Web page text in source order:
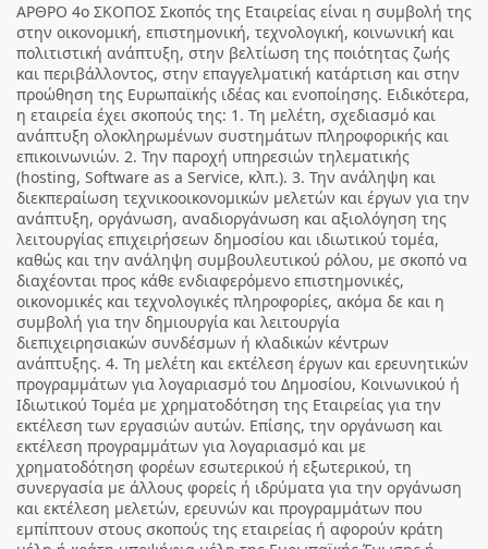
ΑΡΘΡΟ 4ο ΣΚΟΠΟΣ Σκοπός της Εταιρείας είναι η συμβολή της
στην οικονομική, επιστημονική, τεχνολογική, κοινωνική και
πολιτιστική ανάπτυξη, στην βελτίωση της ποιότητας ζωής
και περιβάλλοντος, στην επαγγελματική κατάρτιση και στην
προώθηση της Ευρωπαϊκής ιδέας και ενοποίησης. Ειδικότερα,
η εταιρεία έχει σκοπούς της: 1. Τη μελέτη, σχεδιασμό και
ανάπτυξη ολοκληρωμένων συστημάτων πληροφορικής και
επικοινωνιών. 2. Την παροχή υπηρεσιών τηλεματικής
(hosting, Software as a Service, κλπ.). 3. Την ανάληψη και
διεκπεραίωση τεχνικοοικονομικών μελετών και έργων για την
ανάπτυξη, οργάνωση, αναδιοργάνωση και αξιολόγηση της
λειτουργίας επιχειρήσεων δημοσίου και ιδιωτικού τομέα,
καθώς και την ανάληψη συμβουλευτικού ρόλου, με σκοπό να
διαχέονται προς κάθε ενδιαφερόμενο επιστημονικές,
οικονομικές και τεχνολογικές πληροφορίες, ακόμα δε και η
συμβολή για την δημιουργία και λειτουργία
διεπιχειρησιακών συνδέσμων ή κλαδικών κέντρων
ανάπτυξης. 4. Τη μελέτη και εκτέλεση έργων και ερευνητικών
προγραμμάτων για λογαριασμό του Δημοσίου, Κοινωνικού ή
Ιδιωτικού Τομέα με χρηματοδότηση της Εταιρείας για την
εκτέλεση των εργασιών αυτών. Επίσης, την οργάνωση και
εκτέλεση προγραμμάτων για λογαριασμό και με
χρηματοδότηση φορέων εσωτερικού ή εξωτερικού, τη
συνεργασία με άλλους φορείς ή ιδρύματα για την οργάνωση
και εκτέλεση μελετών, ερευνών και προγραμμάτων που
εμπίπτουν στους σκοπούς της εταιρείας ή αφορούν κράτη